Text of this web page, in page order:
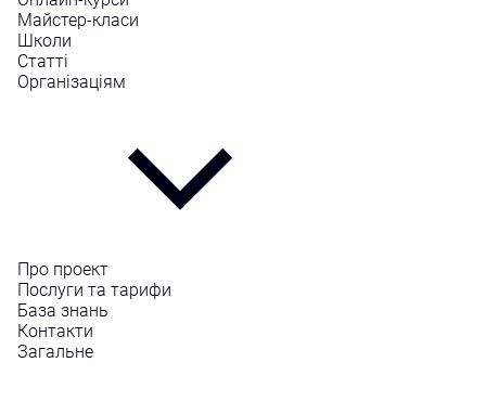
Майстер-класи
Школи
Статті
Організаціям
Про проект
Послуги та тарифи
База знань
Контакти
Загальне